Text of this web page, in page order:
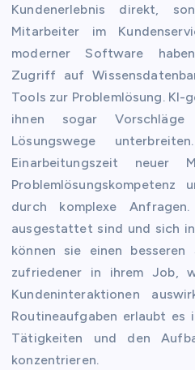
Kundenerlebnis direkt,
Mitarbeiter im
moderner Software
Zugriff auf
Tools zur Problemlösung.
ihnen sogar
Lösungswege
Einarbeitungszeit neuer
durch komplexe
ausgestattet sind und sich
können sie einen
zufriedener in ihrem Job,
Kundeninteraktionen
Routineaufgaben erlaubt es
Tätigkeiten und den
konzentrieren.